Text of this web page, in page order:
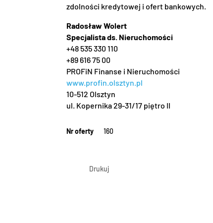
zdolności kredytowej i ofert bankowych.
Radosław Wolert
Specjalista ds. Nieruchomości
+48 535 330 110
+89 616 75 00
PROFiN Finanse i Nieruchomości
www.profin.olsztyn.pl
10-512 Olsztyn
ul. Kopernika 29-31/17 piętro II
Nr oferty 160
Drukuj